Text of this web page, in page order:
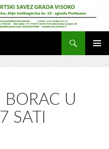
GLAVNI
MENI
BORAC U
SATI